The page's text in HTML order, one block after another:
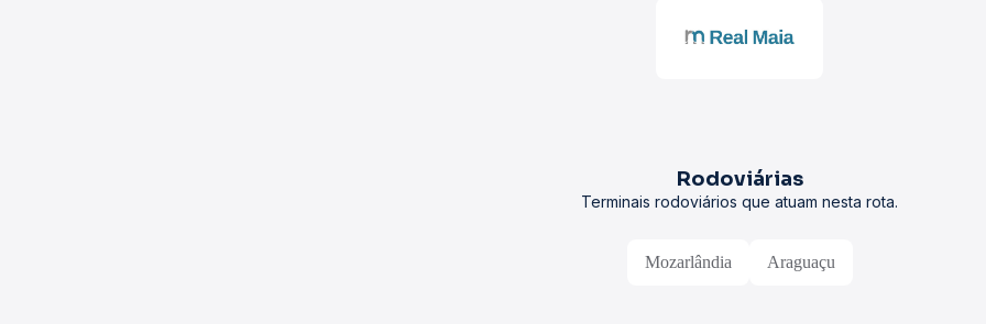
Rodoviárias
Terminais rodoviários que atuam nesta rota.
Mozarlândia Araguaçu